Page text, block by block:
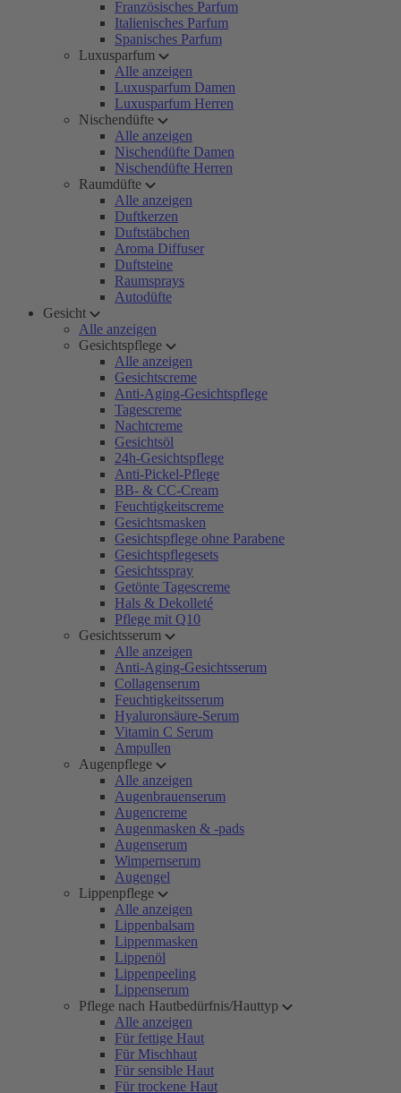
Französisches Parfum
Italienisches Parfum
Spanisches Parfum
Luxusparfum
Alle anzeigen
Luxusparfum Damen
Luxusparfum Herren
Nischendüfte
Alle anzeigen
Nischendüfte Damen
Nischendüfte Herren
Raumdüfte
Alle anzeigen
Duftkerzen
Duftstäbchen
Aroma Diffuser
Duftsteine
Raumsprays
Autodüfte
Gesicht
Alle anzeigen
Gesichtspflege
Alle anzeigen
Gesichtscreme
Anti-Aging-Gesichtspflege
Tagescreme
Nachtcreme
Gesichtsöl
24h-Gesichtspflege
Anti-Pickel-Pflege
BB- & CC-Cream
Feuchtigkeitscreme
Gesichtsmasken
Gesichtspflege ohne Parabene
Gesichtspflegesets
Gesichtsspray
Getönte Tagescreme
Hals & Dekolleté
Pflege mit Q10
Gesichtsserum
Alle anzeigen
Anti-Aging-Gesichtsserum
Collagenserum
Feuchtigkeitsserum
Hyaluronsäure-Serum
Vitamin C Serum
Ampullen
Augenpflege
Alle anzeigen
Augenbrauenserum
Augencreme
Augenmasken & -pads
Augenserum
Wimpernserum
Augengel
Lippenpflege
Alle anzeigen
Lippenbalsam
Lippenmasken
Lippenöl
Lippenpeeling
Lippenserum
Pflege nach Hautbedürfnis/Hauttyp
Alle anzeigen
Für fettige Haut
Für Mischhaut
Für sensible Haut
Für trockene Haut